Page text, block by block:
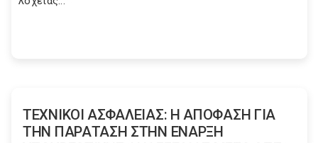
ΤΕΧΝΙΚΟΙ ΑΣΦΑΛΕΙΑΣ: Η ΑΠΟΦΑΣΗ ΓΙΑ
ΤΗΝ ΠΑΡΑΤΑΣΗ ΣΤΗΝ ΕΝΑΡΞΗ